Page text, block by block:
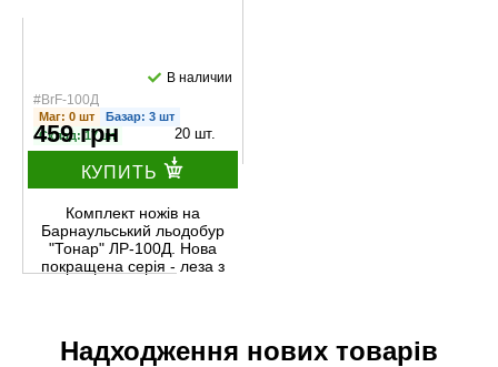
#BrF-100Д
В наличии
Маг: 0 шт
Базар: 3 шт
Склад: 17 шт
459 грн 20 шт.
КУПИТЬ
Комплект ножів на
Барнаульський льодобур
"Тонар" ЛР-100Д. Нова
покращена серія - леза з
Надходження нових товарів